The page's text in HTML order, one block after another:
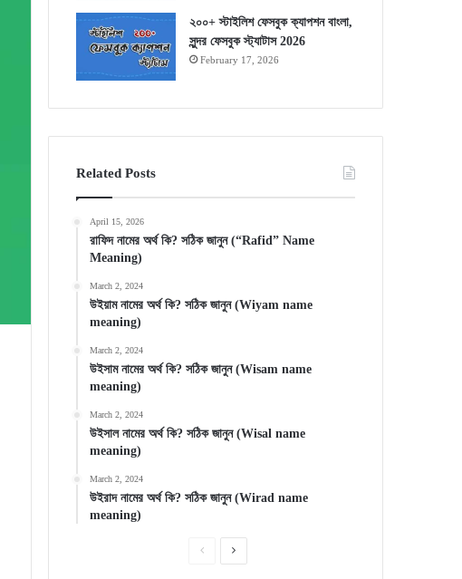
২০০+ স্টাইলিশ ফেসবুক ক্যাপশন বাংলা,
সুন্দর ফেসবুক স্ট্যাটাস 2026
February 17, 2026
Related Posts
April 15, 2026
রাফিদ নামের অর্থ কি? সঠিক জানুন (“Rafid” Name
Meaning)
March 2, 2024
উইয়াম নামের অর্থ কি? সঠিক জানুন (Wiyam name
meaning)
March 2, 2024
উইসাম নামের অর্থ কি? সঠিক জানুন (Wisam name
meaning)
March 2, 2024
উইসাল নামের অর্থ কি? সঠিক জানুন (Wisal name
meaning)
March 2, 2024
উইরাদ নামের অর্থ কি? সঠিক জানুন (Wirad name
meaning)
PreviousNext